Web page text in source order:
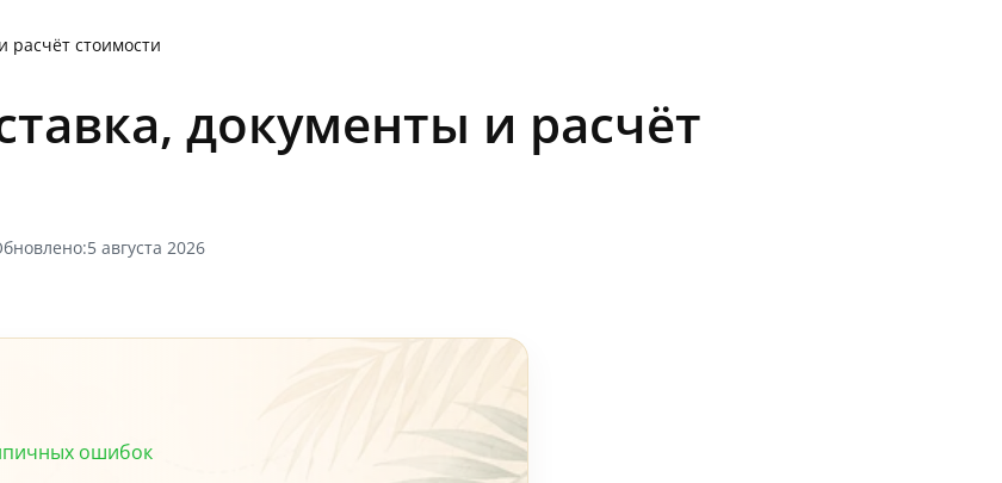
расчёт стоимости
документы и расчёт
5 августа 2026
ошибок